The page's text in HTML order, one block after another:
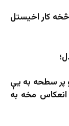
څخه کار اخیستل
پر سطحه به یې
انعکاس مخه به